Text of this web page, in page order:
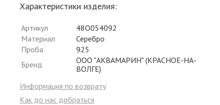
Характеристики изделия:
Артикул
48О054092
Материал
Серебро
Проба
925
Бренд
ООО "АКВАМАРИН" (КРАСНОЕ-НА-
ВОЛГЕ)
Информация по возврату
Как до нас добраться